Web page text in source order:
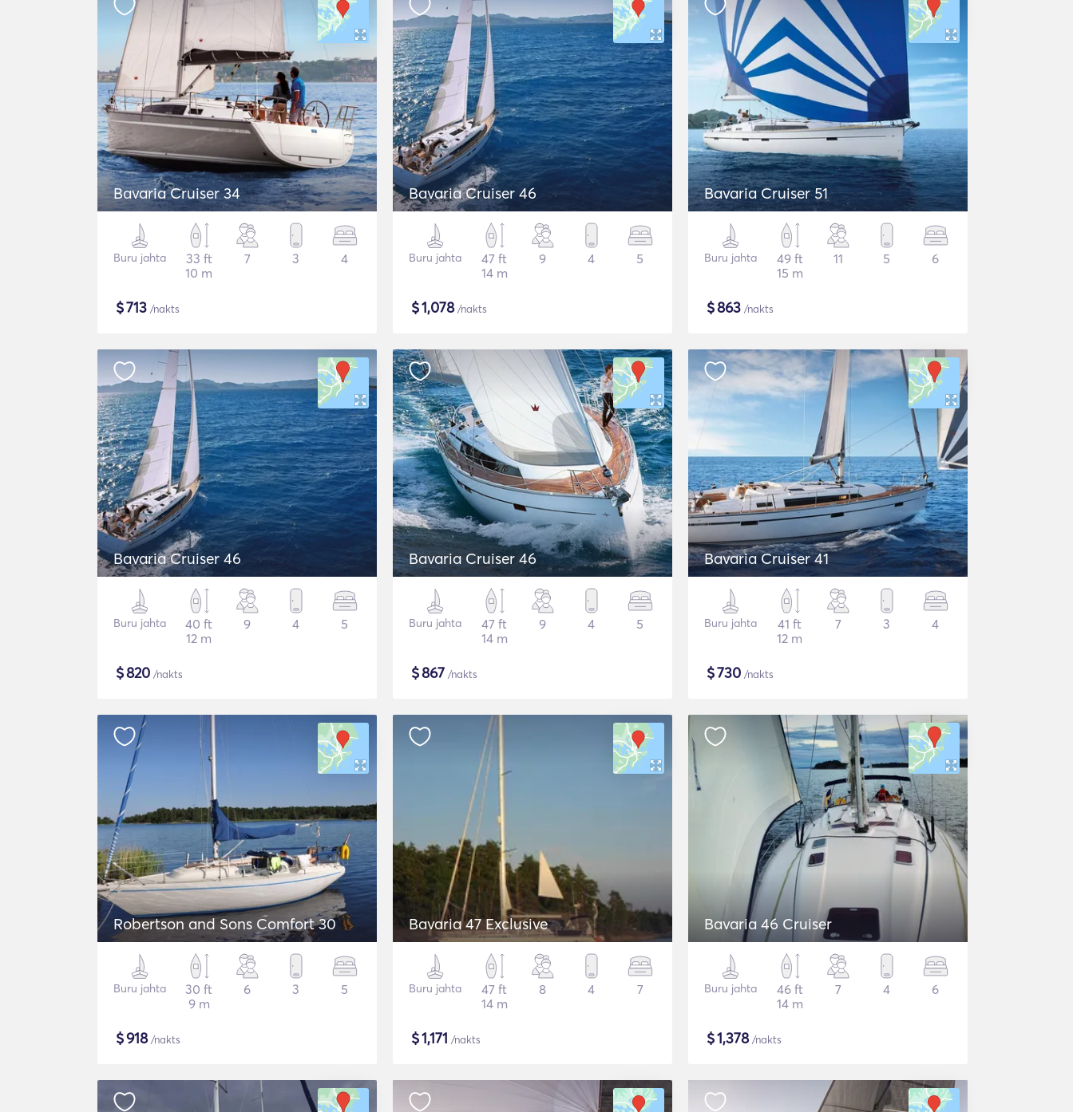
Bavaria Cruiser 34
Buru jahta
33 ft
10 m
7 3 4
$713 /nakts
Bavaria Cruiser 46
Buru jahta
47 ft
14 m
9 4 5
$1,078/nakts
Bavaria Cruiser 51
Buru jahta
49 ft
15 m
11 5 6
$863 /nakts
Bavaria Cruiser 46
Buru jahta
40 ft
12 m
9 4 5
$820 /nakts
Bavaria Cruiser 46
Buru jahta
47 ft
14 m
9 4 5
$867 /nakts
Bavaria Cruiser 41
Buru jahta
41 ft
12 m
7 3 4
$730 /nakts
Robertson and Sons Comfort 30
Buru jahta
30 ft
9 m
6 3 5
$918/nakts
Bavaria 47 Exclusive
Buru jahta
47 ft
14 m
8 4 7
$1,171 /nakts
Bavaria 46 Cruiser
Buru jahta
46 ft
14 m
7 4 6
$1,378/nakts